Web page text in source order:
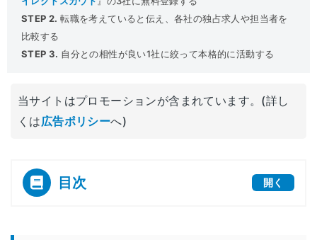
STEP 2. 転職を考えていると伝え、各社の独占求人や担当者を
比較する
STEP 3. 自分との相性が良い1社に絞って本格的に活動する
当サイトはプロモーションが含まれています。(詳し
くは広告ポリシーへ)
目次 開く